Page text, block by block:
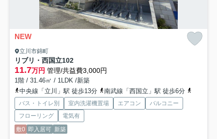
NEW
立川市錦町
リブリ・西国立102
11.7万円 管理/共益費3,000円
1階 / 31.46㎡ / 1LDK /新築
中央線「立川」駅 徒歩13分
南武線「西国立」駅 徒歩6分
バス・トイレ別 室内洗濯機置場 エアコン
バルコニー
フローリング
電気有
敷0 即入居可 新築